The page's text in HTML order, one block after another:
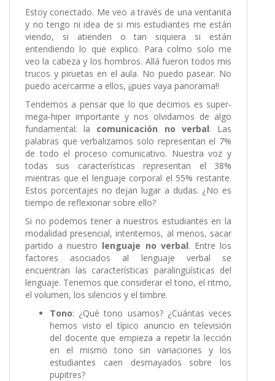
Estoy conectado. Me veo a través de una ventanita
y no tengo ni idea de si mis estudiantes me están
viendo, si atienden o tan siquiera si están
entendiendo lo que explico. Para colmo solo me
veo la cabeza y los hombros. Allá fueron todos mis
trucos y piruetas en el aula. No puedo pasear. No
puedo acercarme a ellos, ¡¡pues vaya panorama!!
Tendemos a pensar que lo que decimos es super-
mega-hiper importante y nos olvidamos de algo
fundamental: la comunicación no verbal. Las
palabras que verbalizamos solo representan el 7%
de todo el proceso comunicativo. Nuestra voz y
todas sus características representan el 38%
mientras que el lenguaje corporal el 55% restante.
Estos porcentajes no dejan lugar a dudas. ¿No es
tiempo de reflexionar sobre ello?
Si no podemos tener a nuestros estudiantes en la
modalidad presencial, intentemos, al menos, sacar
partido a nuestro lenguaje no verbal. Entre los
factores asociados al lenguaje verbal se
encuentran las características paralingüísticas del
lenguaje. Tenemos que considerar el tono, el ritmo,
el volumen, los silencios y el timbre.
Tono: ¿Qué tono usamos? ¿Cuántas veces
hemos visto el típico anuncio en televisión
del docente que empieza a repetir la lección
en el mismo tono sin variaciones y los
estudiantes caen desmayados sobre los
pupitres?